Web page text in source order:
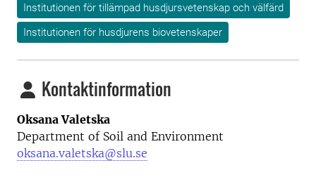
Institutionen för tillämpad husdjursvetenskap och välfärd
Institutionen för husdjurens biovetenskaper
Kontaktinformation
Oksana Valetska
Department of Soil and Environment
oksana.valetska@slu.se